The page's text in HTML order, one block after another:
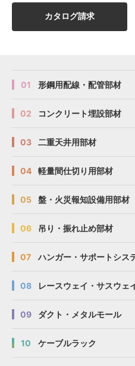
カタログ請求
01 形鋼用配線・配管部材
02 コンクリート埋設部材
03 二重天井用部材
04 軽量間仕切り用部材
05 盤・火災報知設備用部材
06 吊り・振れ止め部材
07 ハンガー・サポートシス
08 レースウェイ・サスウェ
09 ダクト・メタルモール
10 ケーブルラック